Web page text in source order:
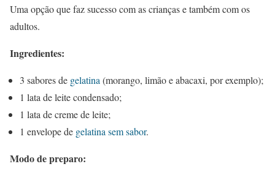
Uma opção que faz sucesso com as crianças e também com os
adultos.
Ingredientes:
3 sabores de gelatina(morango, limão e abacaxi, por exemplo);
1 lata de leite condensado;
1 lata de creme de leite;
1 envelope de gelatina sem sabor.
Modo de preparo: